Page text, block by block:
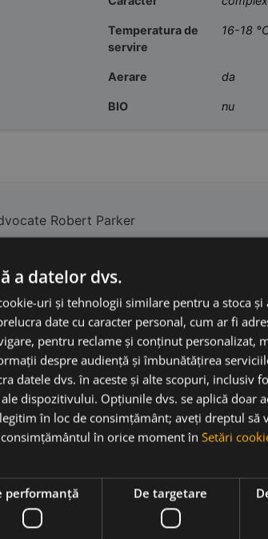
Temperatura de
servire
16-18
Aerare da
BIO nu
Robert Parker
dimensiune suplimentară de delicatețe.
corp mediu, taninuri moi, o armonie
a datelor dvs.
uri și tehnologii similare pentru a stoca și
date cu caracter personal, cum ar fi
pentru reclame și conținut personalizat,
despre audiență și îmbunătățirea
datele dvs. în aceste și alte scopuri, inclusiv
dispozitivului. Opțiunile dvs. se aplică doar
în loc de consimțământ; aveți dreptul să
în orice moment în Setări
performanță De targetare